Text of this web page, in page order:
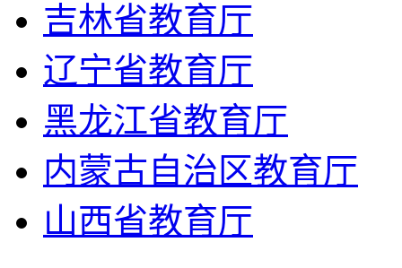
吉林省教育厅
辽宁省教育厅
黑龙江省教育厅
内蒙古自治区教育厅
山西省教育厅